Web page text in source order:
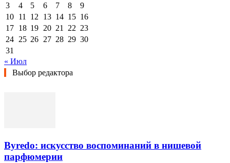
3
4 5 6 7 8
9
10 11 12 13 14 15 16
17 18 19 20 21 22 23
24 25 26 27 28 29 30
31
« Июл
Выбор редактора
Byredo: искусство воспоминаний в нишевой
парфюмерии